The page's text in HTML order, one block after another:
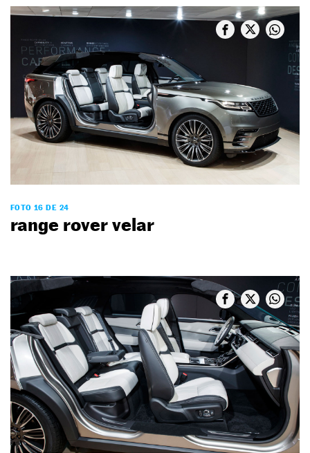
FOTO 16 DE 24
range rover velar